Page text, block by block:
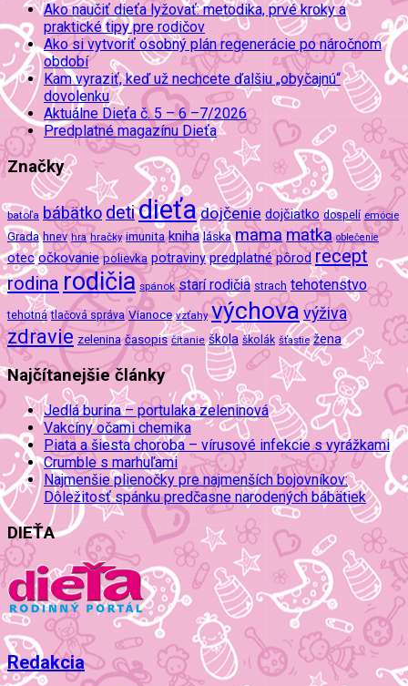
Ako naučiť dieťa lyžovať: metodika, prvé kroky a
praktické tipy pre rodičov
Ako si vytvoriť osobný plán regenerácie po náročnom
období
Kam vyraziť, keď už nechcete ďalšiu „obyčajnú“
dovolenku
Aktuálne Dieťa č. 5 – 6 –7/2026
Predplatné magazínu Dieťa
Značky
batoľa bábätko detidieťa dojčenie dojčiatko dospelí emócie
Grada hnev hra hračky imunita kniha láska mamamatka oblečenie
otec očkovanie polievka potraviny predplatné pôrod recept
rodina rodičia spánok starí rodičia strach tehotenstvo
tehotná tlačová správa Vianoce vzťahy výchova výživa
zdravie zelenina časopis čítanie škola školák šťastie žena
Najčítanejšie články
Jedlá burina – portulaka zeleninová
Vakcíny očami chemika
Piata a šiesta choroba – vírusové infekcie s vyrážkami
Crumble s marhuľami
Najmenšie plienočky pre najmenších bojovníkov:
Dôležitosť spánku predčasne narodených bábätiek
DIEŤA
Redakcia